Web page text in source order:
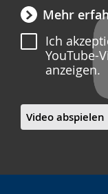
Mehr
Ich
YouTube-
anzeigen.
Video abspielen